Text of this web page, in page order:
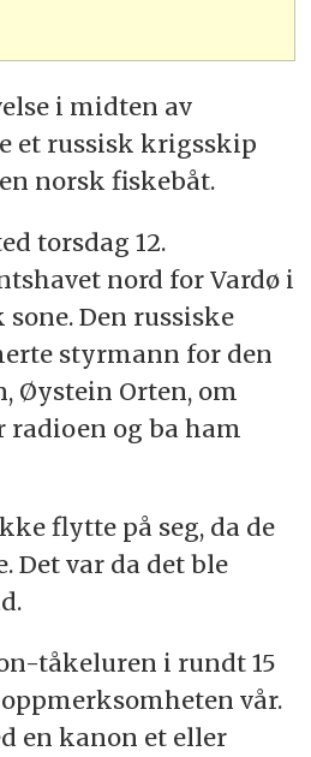
i midten av
et russisk krigsskip
norsk fiskebåt.
torsdag 12.
nord for Vardø i
Den russiske
styrmann for den
Øystein Orten, om
radioen og ba ham
flytte på seg, da de
Det var da det ble
tåkeluren i rundt 15
vår.
en kanon et eller